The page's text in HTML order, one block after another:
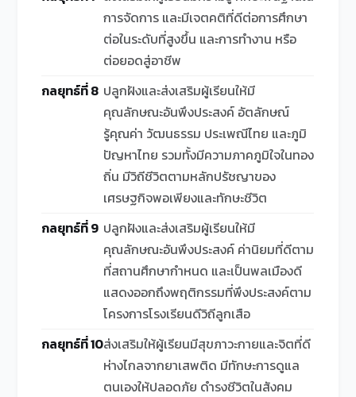
การจัดการ และมีเจตคติที่ดีต่อการศึกษา
ต่อในระดับที่สูงขึ้น และการทำงาน หรือ
ต่อยอดสู่อาชีพ
กลยุทธ์ที่ 8 ปลูกฝังและส่งเสริมผู้เรียนให้มี
คุณลักษณะอันพึงประสงค์ อัตลักษณ์
รู้คุณค่า วัฒนธรรม ประเพณีไทย และภูมิ
ปัญหาไทย รวมทั้งมีความภาคภูมิใจในทอง
ถิ่น มีวิถีชีวิตตามหลักปรัชญาของ
เศรษฐกิจพอเพียงและทักษะชีวิต
กลยุทธ์ที่ 9 ปลูกฝังและส่งเสริมผู้เรียนให้มี
คุณลักษณะอันพึงประสงค์ ค่านิยมที่ดีตาม
ที่สถานศึกษากำหนด และเป็นพลเมืองดี
แสดงออกถึงพฤติกรรมที่พึงประสงค์ตาม
โครงการโรงเรียนดีวิถีลูกเสือ
กลยุทธ์ที่ 10ส่งเสริมให้ผู้เรียนมีสุขภาวะกายและจิตที่ดี
ห่างไกลจากยาเสพติด มีทักษะการดูแล
ตนเองให้ปลอดภัย ดำรงชีวิตในสังคม